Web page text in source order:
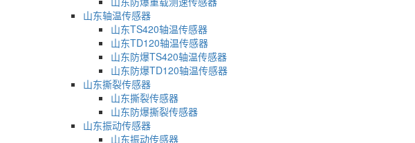
山东轴温传感器
山东TS420轴温传感器
山东TD120轴温传感器
山东防爆TS420轴温传感器
山东防爆TD120轴温传感器
山东撕裂传感器
山东撕裂传感器
山东防爆撕裂传感器
山东振动传感器
山东振动传感器